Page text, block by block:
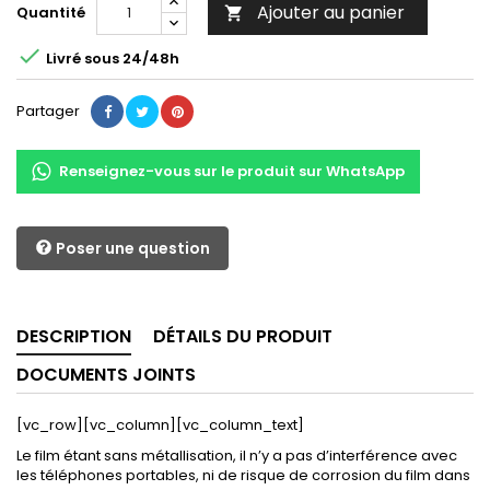
Quantité
 Ajouter au panier
 Livré sous 24/48h
Partager
Renseignez-vous sur le produit sur WhatsApp
Poser une question
DESCRIPTION
DÉTAILS DU PRODUIT
DOCUMENTS JOINTS
[vc_row][vc_column][vc_column_text]
Le film étant sans métallisation, il n’y a pas d’interférence avec
les téléphones portables, ni de risque de corrosion du film dans